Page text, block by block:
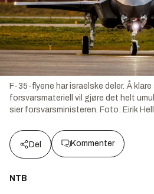
F-35-flyene har israelske deler. Å
forsvarsmateriell vil gjøre det helt
sier forsvarsministeren. Foto: Eirik
Del Kommenter
NTB